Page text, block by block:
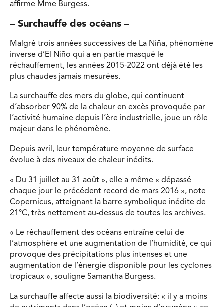
affirme Mme Burgess.
– Surchauffe des océans –
Malgré trois années successives de La Niña, phénomène
inverse d’El Niño qui a en partie masqué le
réchauffement, les années 2015-2022 ont déjà été les
plus chaudes jamais mesurées.
La surchauffe des mers du globe, qui continuent
d’absorber 90% de la chaleur en excès provoquée par
l’activité humaine depuis l’ère industrielle, joue un rôle
majeur dans le phénomène.
Depuis avril, leur température moyenne de surface
évolue à des niveaux de chaleur inédits.
« Du 31 juillet au 31 août », elle a même « dépassé
chaque jour le précédent record de mars 2016 », note
Copernicus, atteignant la barre symbolique inédite de
21°C, très nettement au-dessus de toutes les archives.
« Le réchauffement des océans entraîne celui de
l’atmosphère et une augmentation de l’humidité, ce qui
provoque des précipitations plus intenses et une
augmentation de l’énergie disponible pour les cyclones
tropicaux », souligne Samantha Burgess.
La surchauffe affecte aussi la biodiversité: « il y a moins